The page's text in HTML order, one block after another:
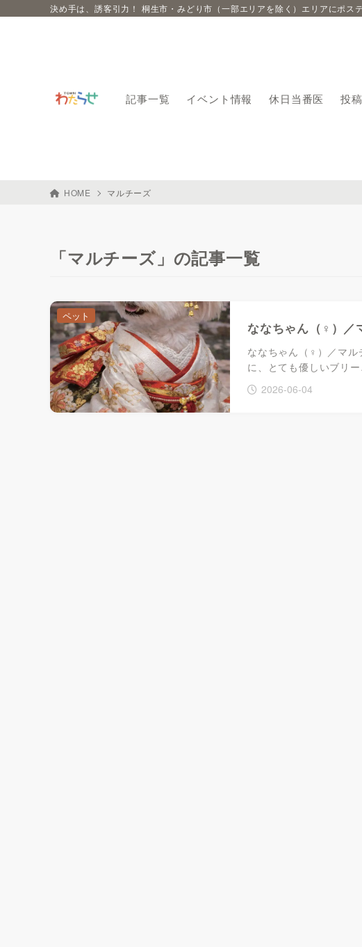
決め手は、誘客引力！ 桐生市・みどり市（一部エリアを除く）エリアにポス
記事一覧 イベント情報 休日当番医 投
HOME マルチーズ
「マルチーズ」の記事一覧
ななちゃん（♀）／
ななちゃん（♀）／マ
に、とても優しいブリ
2026-06-04
ペット